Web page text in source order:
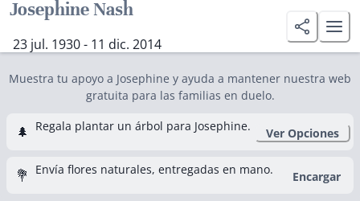
Josephine Nash
23 jul. 1930 - 11 dic. 2014
Muestra tu apoyo a Josephine y ayuda a mantener nuestra web
gratuita para las familias en duelo.
🌲 Regala plantar un árbol para Josephine. Ver Opciones
💐 Envía flores naturales, entregadas en mano. Encargar